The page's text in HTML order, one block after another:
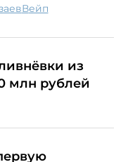
вейп
из
млн рублей